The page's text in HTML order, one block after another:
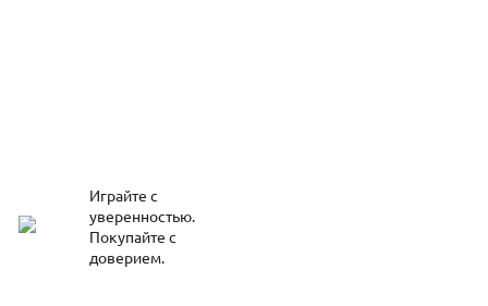
Играйте с
уверенностью.
Покупайте с
доверием.